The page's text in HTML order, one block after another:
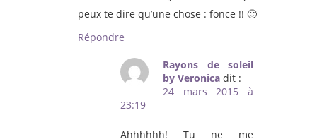
peux te dire qu’une chose : fonce !! 🙂
Répondre
Rayons de soleil
by Veronica dit :
24 mars 2015 à
23:19
Ahhhhhh! Tu ne me